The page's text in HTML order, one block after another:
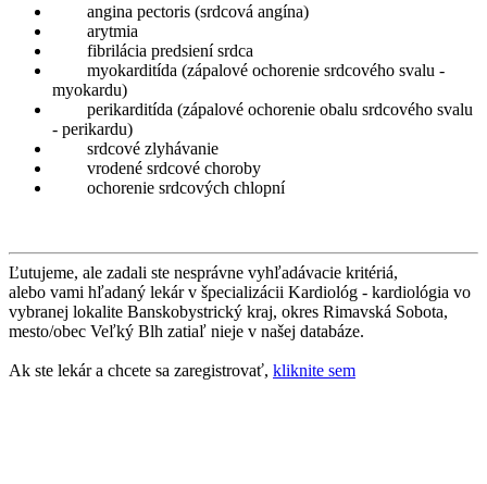
angina pectoris (srdcová angína)
arytmia
fibrilácia predsiení srdca
myokarditída (zápalové ochorenie srdcového svalu -
myokardu)
perikarditída (zápalové ochorenie obalu srdcového svalu
- perikardu)
srdcové zlyhávanie
vrodené srdcové choroby
ochorenie srdcových chlopní
Ľutujeme, ale zadali ste nesprávne vyhľadávacie kritériá,
alebo vami hľadaný lekár v špecializácii Kardiológ - kardiológia vo
vybranej lokalite Banskobystrický kraj, okres Rimavská Sobota,
mesto/obec Veľký Blh zatiaľ nieje v našej databáze.
Ak ste lekár a chcete sa zaregistrovať, kliknite sem